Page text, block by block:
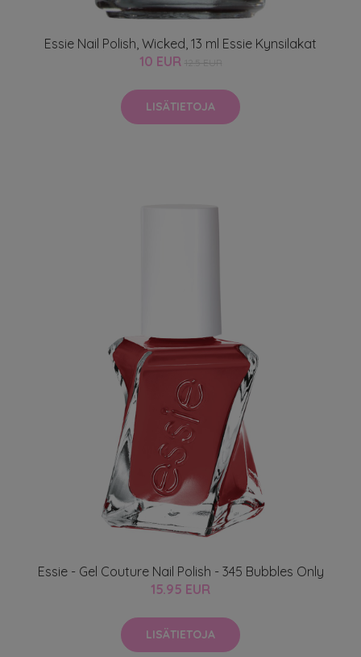
Essie Nail Polish, Wicked, 13 ml Essie Kynsilakat
10 EUR
LISÄTIETOJA
Essie - Gel Couture Nail Polish - 345 Bubbles Only
15.95 EUR
LISÄTIETOJA